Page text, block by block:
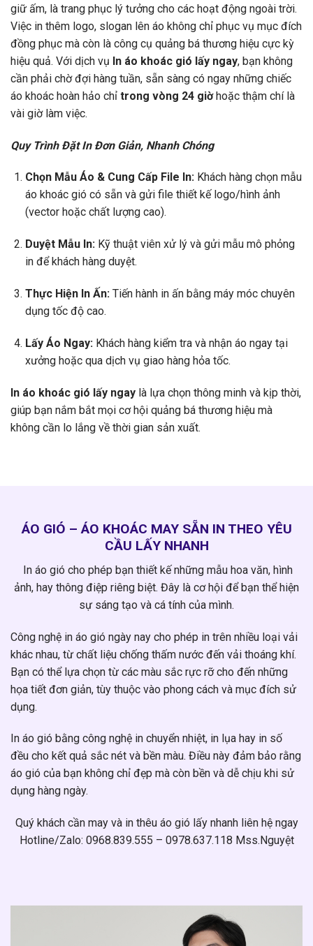
giữ ấm, là trang phục lý tưởng cho các hoạt động ngoài trời.
Việc in thêm logo, slogan lên áo không chỉ phục vụ mục đích
đồng phục mà còn là công cụ quảng bá thương hiệu cực kỳ
hiệu quả. Với dịch vụ In áo khoác gió lấy ngay, bạn không
cần phải chờ đợi hàng tuần, sẵn sàng có ngay những chiếc
áo khoác hoàn hảo chỉ trong vòng 24 giờhoặc thậm chí là
vài giờ làm việc.
Quy Trình Đặt In Đơn Giản, Nhanh Chóng
Chọn Mẫu Áo & Cung Cấp File In:Khách hàng chọn mẫu
áo khoác gió có sẵn và gửi file thiết kế logo/hình ảnh
(vector hoặc chất lượng cao).
Duyệt Mẫu In:Kỹ thuật viên xử lý và gửi mẫu mô phỏng
in để khách hàng duyệt.
Thực Hiện In Ấn:Tiến hành in ấn bằng máy móc chuyên
dụng tốc độ cao.
Lấy Áo Ngay:Khách hàng kiểm tra và nhận áo ngay tại
xưởng hoặc qua dịch vụ giao hàng hỏa tốc.
In áo khoác gió lấy ngay là lựa chọn thông minh và kịp thời,
giúp bạn nắm bắt mọi cơ hội quảng bá thương hiệu mà
không cần lo lắng về thời gian sản xuất.
ÁO GIÓ – ÁO KHOÁC MAY SẴN IN THEO YÊU
CẦU LẤY NHANH
In áo gió cho phép bạn thiết kế những mẫu hoa văn, hình
ảnh, hay thông điệp riêng biệt. Đây là cơ hội để bạn thể hiện
sự sáng tạo và cá tính của mình.
Công nghệ in áo gió ngày nay cho phép in trên nhiều loại vải
khác nhau, từ chất liệu chống thấm nước đến vải thoáng khí.
Bạn có thể lựa chọn từ các màu sắc rực rỡ cho đến những
họa tiết đơn giản, tùy thuộc vào phong cách và mục đích sử
dụng.
In áo gió bằng công nghệ in chuyển nhiệt, in lụa hay in số
đều cho kết quả sắc nét và bền màu. Điều này đảm bảo rằng
áo gió của bạn không chỉ đẹp mà còn bền và dễ chịu khi sử
dụng hàng ngày.
Quý khách cần may và in thêu áo gió lấy nhanh liên hệ ngay
Hotline/Zalo: 0968.839.555 – 0978.637.118 Mss.Nguyệt